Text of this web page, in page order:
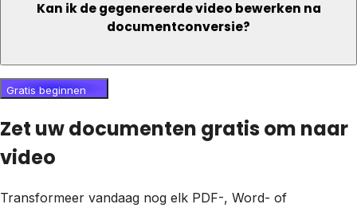
Kan ik de gegenereerde video bewerken na
documentconversie?
Gratis beginnen
Zet uw documenten gratis om naar
video
Transformeer vandaag nog elk PDF-, Word- of